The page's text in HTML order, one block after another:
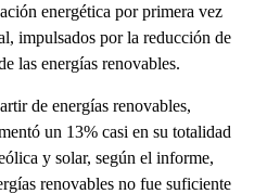
energética por primera vez
impulsados ​​por la reducción de
las energías renovables.
de energías renovables,
un 13% casi en su totalidad
y solar, según el informe,
renovables no fue suficiente